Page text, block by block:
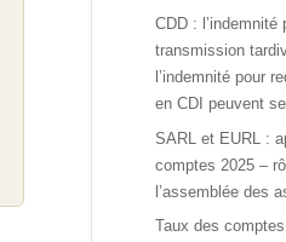
CDD : l’indemnité
transmission
l’indemnité pour
en CDI peuvent
SARL et EURL :
comptes 2025 –
l’assemblée des
Taux des